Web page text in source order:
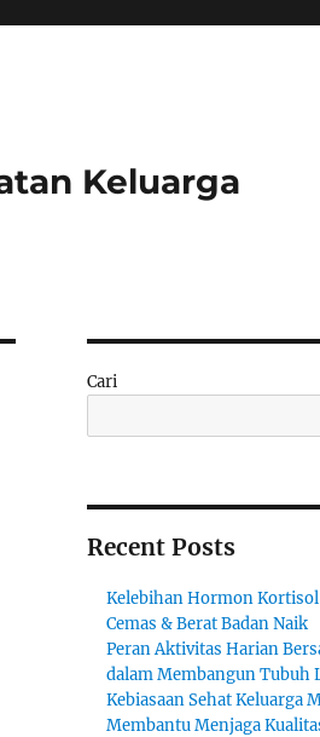
Keluarga
Cari
Recent Posts
Kelebihan Hormon Kortisol
Cemas & Berat Badan Naik
Peran Aktivitas Harian
dalam Membangun Tubuh
Kebiasaan Sehat Keluarga
Membantu Menjaga